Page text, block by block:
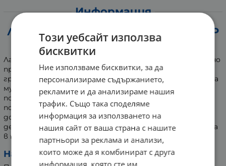
Информация
ЛАКОЧИСТИТЕЛ С ПОМПА ДОЗАТОР
ROSES 200 мл NATURE OF AGIVA
Лакочистителят на Nature of Agiva осигурява ефикасно
премахване на лака, като едновременно с това се
грижи за доброто състояние на ноктите. Формулата
му, обогатена с глицерин и витамин E, осигурява
подхранващо и хидратиращо действие по време на
почистване. Благодарение на практичната помпа
дозатор, употребата е бърза, лесна и удобна, а
деликатният аромат на роза превръща процедурата
в приятно и комфортно изживяване.
Начин на употреба:
Този уебсайт използва
бисквитки
Ние използваме бисквитки, за да
персонализираме съдържанието,
рекламите и да анализираме нашия
трафик. Също така споделяме
информация за използването на
нашия сайт от ваша страна с нашите
партньори за реклама и анализи,
които може да я комбинират с друга
информация, която сте им